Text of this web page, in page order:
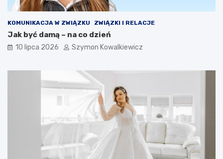
KOMUNIKACJA W ZWIĄZKU ZWIĄZKI I RELACJE
Jak być damą – na co dzień
10 lipca 2026 Szymon Kowalkiewicz